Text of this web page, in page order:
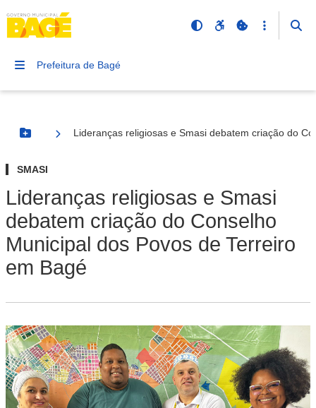
Prefeitura de Bagé
Botão Menu
Lideranças religiosas e Smasi debatem criação do
SMASI
Lideranças religiosas e Smasi
debatem criação do Conselho
Municipal dos Povos de Terreiro
em Bagé